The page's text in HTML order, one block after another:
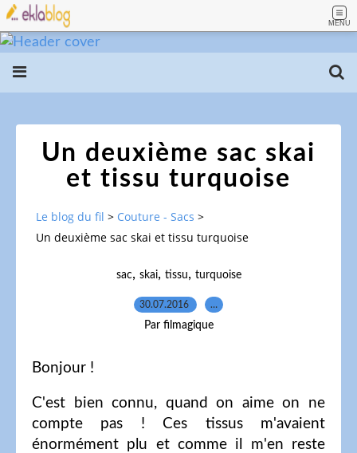
MENU
Un deuxième sac skai
et tissu turquoise
Le blog du fil > Couture - Sacs >
Un deuxième sac skai et tissu turquoise
sac, skai, tissu, turquoise
30.07.2016 …
Par filmagique
Bonjour !
C'est bien connu, quand on aime on ne
compte pas ! Ces tissus m'avaient
énormément plu et comme il m'en reste